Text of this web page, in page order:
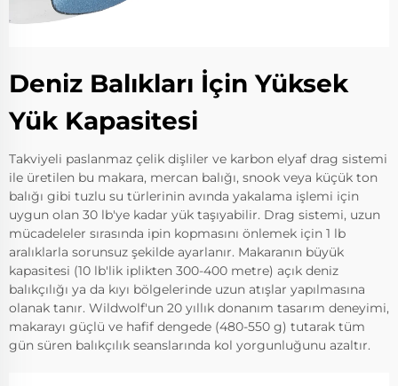
Deniz Balıkları İçin Yüksek
Yük Kapasitesi
Takviyeli paslanmaz çelik dişliler ve karbon elyaf drag sistemi
ile üretilen bu makara, mercan balığı, snook veya küçük ton
balığı gibi tuzlu su türlerinin avında yakalama işlemi için
uygun olan 30 lb'ye kadar yük taşıyabilir. Drag sistemi, uzun
mücadeleler sırasında ipin kopmasını önlemek için 1 lb
aralıklarla sorunsuz şekilde ayarlanır. Makaranın büyük
kapasitesi (10 lb'lik iplikten 300-400 metre) açık deniz
balıkçılığı ya da kıyı bölgelerinde uzun atışlar yapılmasına
olanak tanır. Wildwolf'un 20 yıllık donanım tasarım deneyimi,
makarayı güçlü ve hafif dengede (480-550 g) tutarak tüm
gün süren balıkçılık seanslarında kol yorgunluğunu azaltır.